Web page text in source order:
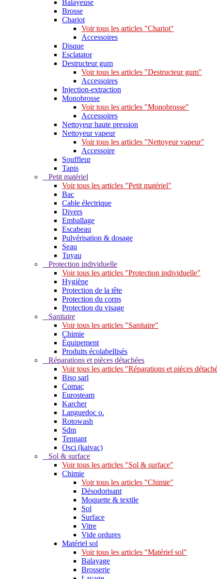
Balayeuse
Brosse
Chariot
Voir tous les articles "Chariot"
Accessoires
Disque
Esclatator
Destructeur gum
Voir tous les articles "Destructeur gum"
Accessoires
Injection-extraction
Monobrosse
Voir tous les articles "Monobrosse"
Accessoires
Nettoyeur haute pression
Nettoyeur vapeur
Voir tous les articles "Nettoyeur vapeur"
Accessoire
Souffleur
Tapis
Petit matériel
Voir tous les articles "Petit matériel"
Bac
Cable électrique
Divers
Emballage
Escabeau
Pulvérisation & dosage
Seau
Tuyau
Protection individuelle
Voir tous les articles "Protection individuelle"
Hygiène
Protection de la tête
Protection du corps
Protection du visage
Sanitaire
Voir tous les articles "Sanitaire"
Chimie
Équipement
Produits écolabellisés
Réparations et pièces détachées
Voir tous les articles "Réparations et pièces
Biso sarl
Comac
Eurosteam
Karcher
Languedoc o.
Rotowash
Sdm
Tennant
Osci (kaivac)
Sol & surface
Voir tous les articles "Sol & surface"
Chimie
Voir tous les articles "Chimie"
Désodorisant
Moquette & textile
Sol
Surface
Vitre
Vide ordures
Matériel sol
Voir tous les articles "Matériel sol"
Balayage
Brosserie